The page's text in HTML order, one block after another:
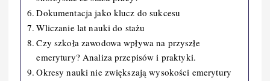
Dokumentacja jako klucz do sukcesu
Wliczanie lat nauki do stażu
Czy szkoła zawodowa wpływa na przyszłe
emerytury? Analiza przepisów i praktyki.
Okresy nauki nie zwiększają wysokości emerytury